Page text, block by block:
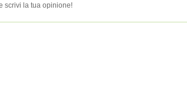
scrivi la tua opinione!